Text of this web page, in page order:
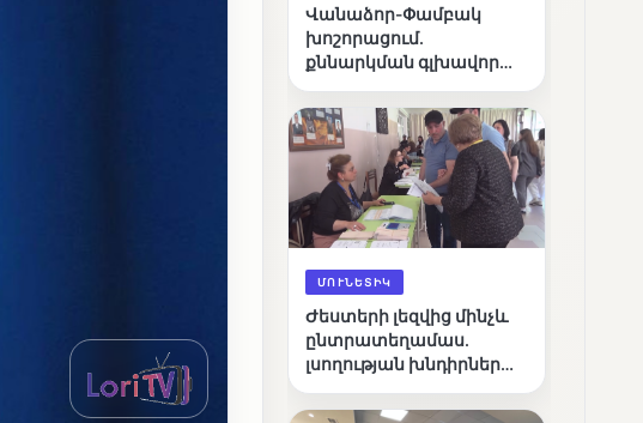
Վանաձոր-Փամբակ
խոշորացում.
քննարկման գլխավոր
կառավարո՞ւմ, թե՞
քաղաքական նպատակ
ՄՈՒՆԵՏԻԿ
Ժեստերի լեզվից մինչև
ընտրատեղամաս.
լսողության խնդիրներ
ճանապարհը